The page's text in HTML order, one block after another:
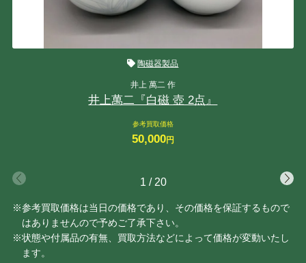
陶磁器製品
井上 萬二 作
井上萬二『白磁 壺 2点』
参考買取価格
50,000円
1 / 20
※参考買取価格は当日の価格であり、その価格を保証するもので
はありませんので予めご了承下さい。
※状態や付属品の有無、買取方法などによって価格が変動いたし
ます。